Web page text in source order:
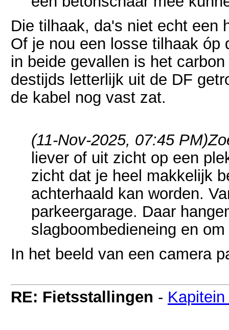
Die tilhaak, da's niet echt een
Of je nou een losse tilhaak óp
in beide gevallen is het
destijds letterlijk uit de DF
de kabel nog vast zat.
(11-Nov-2025, 07:45 PM)
liever of uit zicht op een
zicht dat je heel makkelijk
achterhaald kan worden.
parkeergarage. Daar
slagboombedieneing en
In het beeld van een camera
RE: Fietsstallingen -